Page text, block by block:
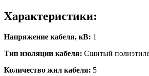
Характеристики:
Напряжение кабеля, кВ: 1
Тип изоляции кабеля: Сшитый
Количество жил кабеля: 5